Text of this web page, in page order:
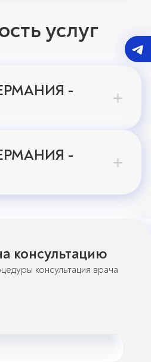
услуг
-
-
консультацию
консультация врача